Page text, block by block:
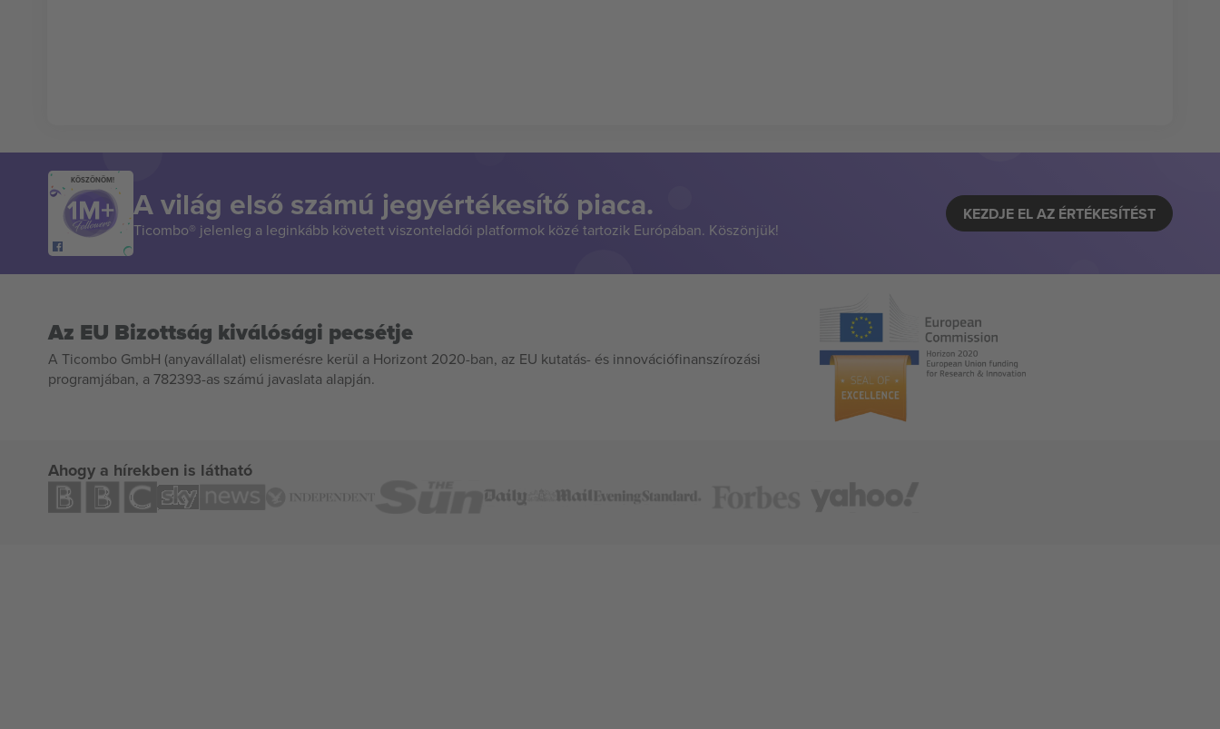
KÖSZÖNÖM!
A világ első számú jegyértékesítő piaca.
Ticombo® jelenleg a leginkább követett viszonteladói platformok közé tartozik Európában. Köszönjük!
KEZDJE EL AZ ÉRTÉKESÍTÉST
Az EU Bizottság kiválósági pecsétje
A Ticombo GmbH (anyavállalat) elismerésre kerül a Horizont 2020-ban, az EU kutatás- és innovációfinanszírozási
programjában, a 782393-as számú javaslata alapján.
Ahogy a hírekben is látható